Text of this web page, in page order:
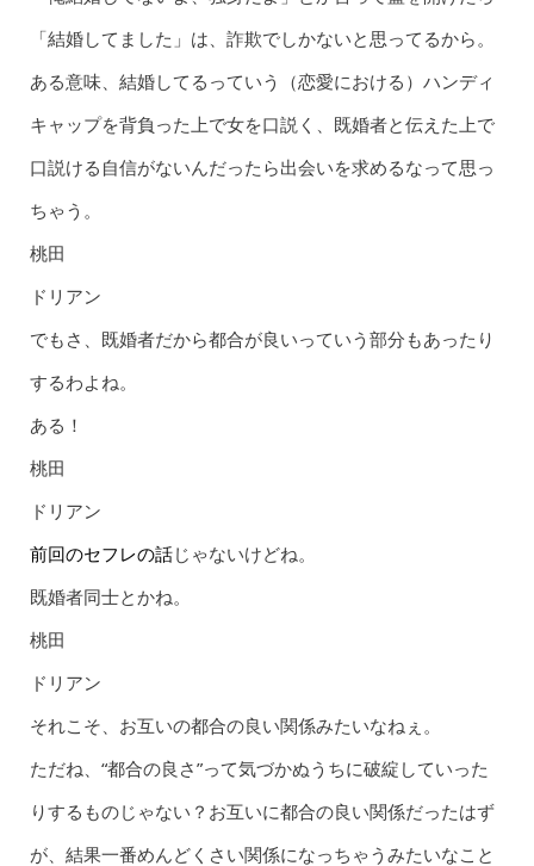
「結婚してました」は、詐欺でしかないと思ってるから。
ある意味、結婚してるっていう（恋愛における）ハンディ
キャップを背負った上で女を口説く、 既婚者と伝えた上で
口説ける自信がないんだったら出会いを求めるなって思っ
ちゃう。
桃田
ドリアン
でもさ、既婚者だから都合が良いっていう部分もあったり
するわよね。
ある！
桃田
ドリアン
前回のセフレの話じゃないけどね。
既婚者同士とかね。
桃田
ドリアン
それこそ、お互いの都合の良い関係みたいなねぇ。
ただね、“都合の良さ”って気づかぬうちに破綻していった
りするものじゃない？お互いに都合の良い関係だったはず
が、結果一番めんどくさい関係になっちゃうみたいなこと